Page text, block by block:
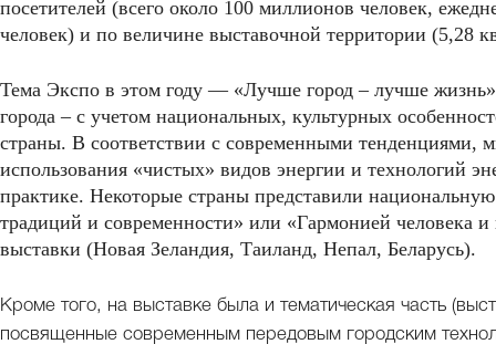
посетителей (всего около 100 миллионов человек,
человек) и по величине выставочной территории (5,28
Тема Экспо в этом году — «Лучше город – лучше
города – с учетом национальных, культурных
страны. В соответствии с современными тенденциями,
использования «чистых» видов энергии и технологий
практике. Некоторые страны представили
традиций и современности» или «Гармонией человека
выставки (Новая Зеландия, Таиланд, Непал, Беларусь).
Кроме того, на выставке была и тематическая часть
посвященные современным передовым городским